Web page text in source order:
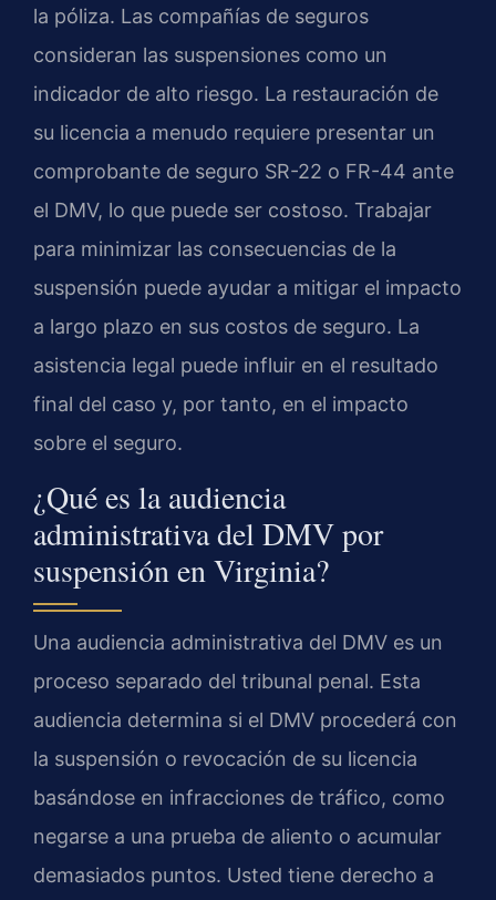
la póliza. Las compañías de seguros
consideran las suspensiones como un
indicador de alto riesgo. La restauración de
su licencia a menudo requiere presentar un
comprobante de seguro SR-22 o FR-44 ante
el DMV, lo que puede ser costoso. Trabajar
para minimizar las consecuencias de la
suspensión puede ayudar a mitigar el impacto
a largo plazo en sus costos de seguro. La
asistencia legal puede influir en el resultado
final del caso y, por tanto, en el impacto
sobre el seguro.
¿Qué es la audiencia
administrativa del DMV por
suspensión en Virginia?
Una audiencia administrativa del DMV es un
proceso separado del tribunal penal. Esta
audiencia determina si el DMV procederá con
la suspensión o revocación de su licencia
basándose en infracciones de tráfico, como
negarse a una prueba de aliento o acumular
demasiados puntos. Usted tiene derecho a